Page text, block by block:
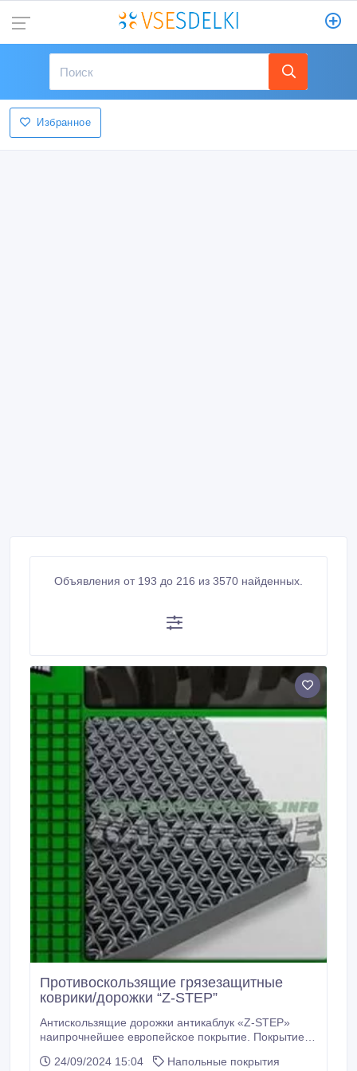
Избранное
Объявления от 193 до 216 из 3570 найденных.
Противоскользящие грязезащитные
коврики/дорожки “Z-STEP”
Антискользящие дорожки антикаблук «Z-STEP»
наипрочнейшее европейское покрытие. Покрытие
непревзойденной износостойкостью, с очень
24/09/2024 15:04
Напольные покрытия